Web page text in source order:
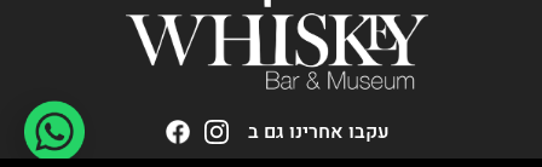
עקבו אחרינו גם ב